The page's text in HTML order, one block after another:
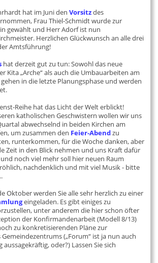
hat im Juni denVorsitzdes
Frau Thiel-Schmidt wurde zur
gewählt und Herr Adorf ist nun
Herzlichen Glückwunsch an alle drei
Amtsführung!
hat derzeit gut zu tun: Sowohl das neue
Kita „Arche“ als auch die Umbauarbeiten am
in die letzte Planungsphase und werden
Reihe hat das Licht der Welt erblickt!
katholischen Geschwistern wollen wir uns
abwechselnd in beiden Kirchen am
um zusammen den Feier-Abendzu
runterkommen, für die Woche danken, aber
Zeit in den Blick nehmen und uns Kraft dafür
noch viel mehr soll hier neuen Raum
nachdenklich und mit viel Musik - bitte
Oktober werden Sie alle sehr herzlich zu einer
eingeladen. Es gibt einiges zu
unter anderem die hier schon öfter
der Konfirmandenarbeit (Modell 8/13)
zu konkretisierenden Pläne zur
(„Forum“ ist ja nun auch
oder?) Lassen Sie sich